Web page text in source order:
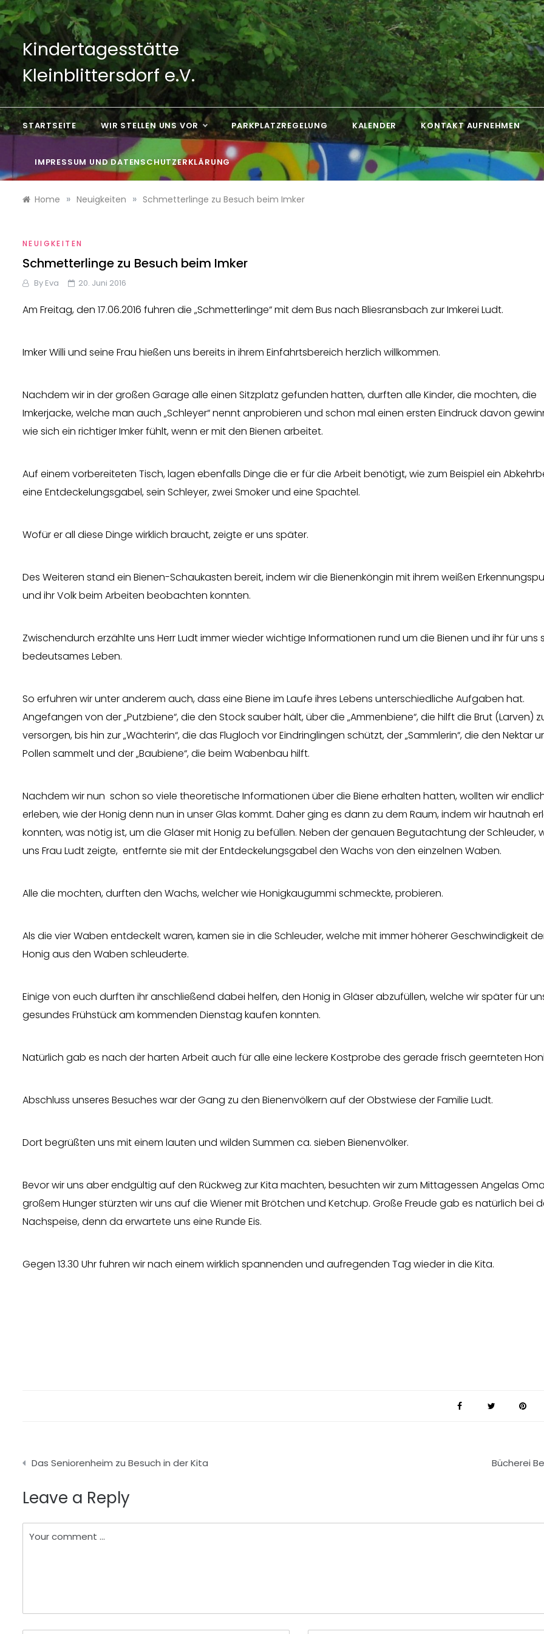
Skip
to
content
Kindertagesstätte
Kleinblittersdorf e.V.
STARTSEITE WIR STELLEN UNS VOR PARKPLATZREGELUNG KALENDER KONTAKT AUFNEHMEN
IMPRESSUM UND DATENSCHUTZERKLÄRUNG
Home » Neuigkeiten » Schmetterlinge zu Besuch beim Imker
NEUIGKEITEN
Schmetterlinge zu Besuch beim Imker
By Eva 20. Juni 2016
Am Freitag, den 17.06.2016 fuhren die „Schmetterlinge“ mit dem Bus nach Bliesransbach zur Imkerei Ludt.
Imker Willi und seine Frau hießen uns bereits in ihrem Einfahrtsbereich herzlich willkommen.
Nachdem wir in der großen Garage alle einen Sitzplatz gefunden hatten, durften alle Kinder, die mochten, die
Imkerjacke, welche man auch „Schleyer“ nennt anprobieren und schon mal einen ersten Eindruck davon
wie sich ein richtiger Imker fühlt, wenn er mit den Bienen arbeitet.
Auf einem vorbereiteten Tisch, lagen ebenfalls Dinge die er für die Arbeit benötigt, wie zum Beispiel ein
eine Entdeckelungsgabel, sein Schleyer, zwei Smoker und eine Spachtel.
Wofür er all diese Dinge wirklich braucht, zeigte er uns später.
Des Weiteren stand ein Bienen-Schaukasten bereit, indem wir die Bienenköngin mit ihrem weißen
und ihr Volk beim Arbeiten beobachten konnten.
Zwischendurch erzählte uns Herr Ludt immer wieder wichtige Informationen rund um die Bienen und ihr für uns
bedeutsames Leben.
So erfuhren wir unter anderem auch, dass eine Biene im Laufe ihres Lebens unterschiedliche Aufgaben hat.
Angefangen von der „Putzbiene“, die den Stock sauber hält, über die „Ammenbiene“, die hilft die Brut (Larven)
versorgen, bis hin zur „Wächterin“, die das Flugloch vor Eindringlingen schützt, der „Sammlerin“, die den Nektar
Pollen sammelt und der „Baubiene“, die beim Wabenbau hilft.
Nachdem wir nun schon so viele theoretische Informationen über die Biene erhalten hatten, wollten wir
erleben, wie der Honig denn nun in unser Glas kommt. Daher ging es dann zu dem Raum, indem wir hautnah
konnten, was nötig ist, um die Gläser mit Honig zu befüllen. Neben der genauen Begutachtung der Schleuder,
uns Frau Ludt zeigte, entfernte sie mit der Entdeckelungsgabel den Wachs von den einzelnen Waben.
Alle die mochten, durften den Wachs, welcher wie Honigkaugummi schmeckte, probieren.
Als die vier Waben entdeckelt waren, kamen sie in die Schleuder, welche mit immer höherer Geschwindigkeit
Honig aus den Waben schleuderte.
Einige von euch durften ihr anschließend dabei helfen, den Honig in Gläser abzufüllen, welche wir später für
gesundes Frühstück am kommenden Dienstag kaufen konnten.
Natürlich gab es nach der harten Arbeit auch für alle eine leckere Kostprobe des gerade frisch geernteten
Abschluss unseres Besuches war der Gang zu den Bienenvölkern auf der Obstwiese der Familie Ludt.
Dort begrüßten uns mit einem lauten und wilden Summen ca. sieben Bienenvölker.
Bevor wir uns aber endgültig auf den Rückweg zur Kita machten, besuchten wir zum Mittagessen Angelas
großem Hunger stürzten wir uns auf die Wiener mit Brötchen und Ketchup. Große Freude gab es natürlich bei
Nachspeise, denn da erwartete uns eine Runde Eis.
Gegen 13.30 Uhr fuhren wir nach einem wirklich spannenden und aufregenden Tag wieder in die Kita.
Beitragsnavigation
Das Seniorenheim zu Besuch in der Kita Bücherei
Leave a Reply